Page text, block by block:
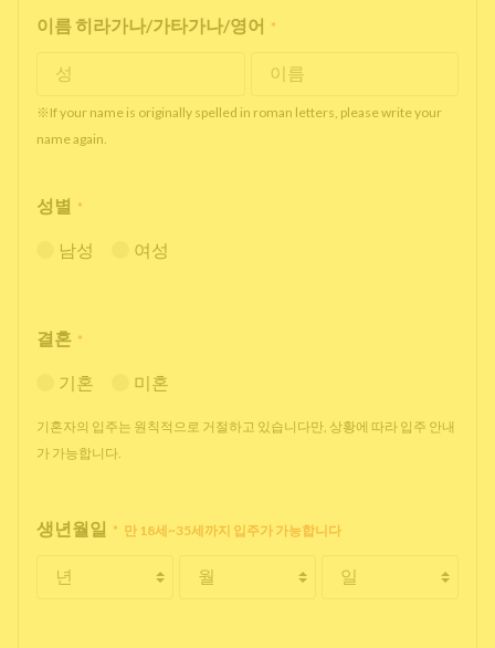
이름 히라가나/가타가나/영어 *
※If your name is originally spelled in roman letters, please write your
name again.
성별 *
남성 여성
결혼 *
기혼 미혼
기혼자의 입주는 원칙적으로 거절하고 있습니다만, 상황에 따라 입주 안내
가 가능합니다.
생년월일 * 만 18세~35세까지 입주가 가능합니다